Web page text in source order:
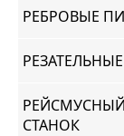
РЕБРОВЫЕ
СТАНОК